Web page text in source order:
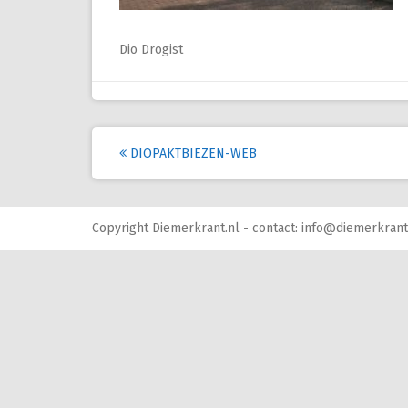
Dio Drogist
Post
navigation
DIOPAKTBIEZEN-WEB
Copyright Diemerkrant.nl - contact: